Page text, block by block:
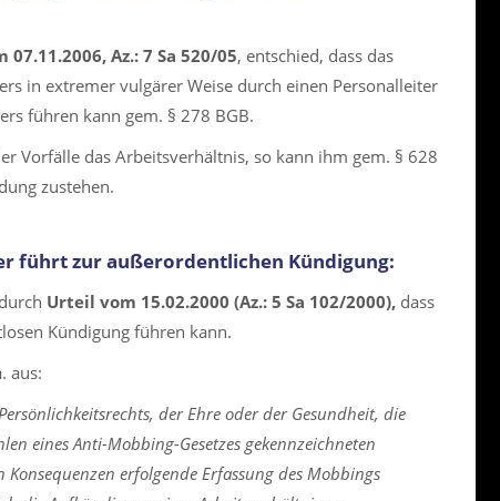
Az.: 7 Sa 520/05, entschied, dass das
in extremer vulgärer Weise durch einen Personalleiter
führen kann gem. § 278 BGB.
Vorfälle das Arbeitsverhältnis, so kann ihm gem. § 628
zustehen.
führt zur außerordentlichen Kündigung:
Urteil vom 15.02.2000 (Az.: 5 Sa 102/2000), dass
Kündigung führen kann.
aus:
der Ehre oder der Gesundheit, die
eines Anti-Mobbing-Gesetzes gekennzeichneten
erfolgende Erfassung des Mobbings